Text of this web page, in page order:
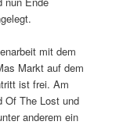
mit dem
Markt auf dem
ist frei. Am
Of The Lost und
anderem ein